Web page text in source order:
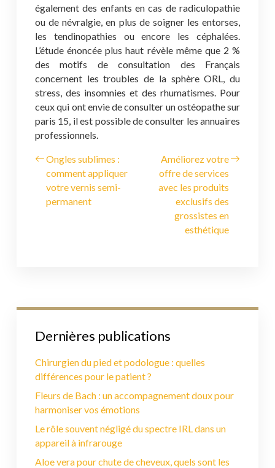
également des enfants en cas de radiculopathie
ou de névralgie, en plus de soigner les entorses,
les tendinopathies ou encore les céphalées.
L’étude énoncée plus haut révèle même que 2 %
des motifs de consultation des Français
concernent les troubles de la sphère ORL, du
stress, des insomnies et des rhumatismes. Pour
ceux qui ont envie de consulter un ostéopathe sur
paris 15, il est possible de consulter les annuaires
professionnels.
Ongles sublimes :
comment appliquer
votre vernis semi-
permanent
Améliorez votre
offre de services
avec les produits
exclusifs des
grossistes en
esthétique
Dernières publications
Chirurgien du pied et podologue : quelles
différences pour le patient ?
Fleurs de Bach : un accompagnement doux pour
harmoniser vos émotions
Le rôle souvent négligé du spectre IRL dans un
appareil à infrarouge
Aloe vera pour chute de cheveux, quels sont les